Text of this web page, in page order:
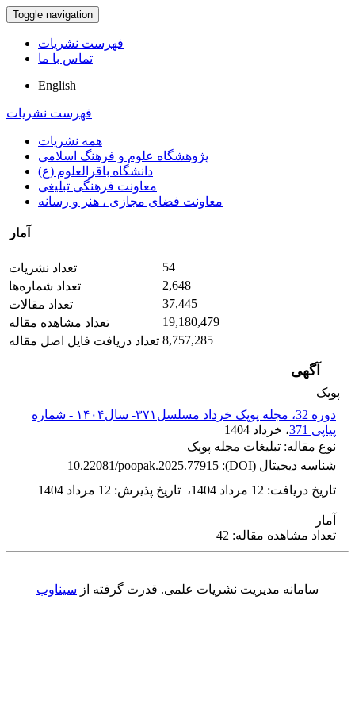
Toggle navigation
فهرست نشریات
تماس با ما
English
فهرست نشریات
همه نشریات
پژوهشگاه علوم و فرهنگ اسلامی
دانشگاه باقرالعلوم (ع)
معاونت فرهنگی تبلیغی
معاونت فضای مجازی ، هنر و رسانه
آمار
تعداد نشریات
54
تعداد شماره‌ها
2,648
تعداد مقالات
37,445
تعداد مشاهده مقاله
19,180,479
تعداد دریافت فایل اصل مقاله 8,757,285
آگهی
پوپک
دوره 32، مجله پوپک خرداد مسلسل۳۷۱- سال۱۴۰۴ - شماره
پیاپی 371
، خرداد 1404
نوع مقاله: تبلیغات مجله پوپک
شناسه دیجیتال (DOI):
10.22081/poopak.2025.77915
تاریخ دریافت: 12 مرداد 1404 ، تاریخ پذیرش: 12 مرداد 1404
آمار
تعداد مشاهده مقاله: 42
سامانه مدیریت نشریات علمی. قدرت گرفته از سیناوب